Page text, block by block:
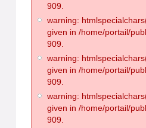
909.
warning:
given in /home/portail/
909.
warning:
given in /home/portail/
909.
warning:
given in /home/portail/
909.